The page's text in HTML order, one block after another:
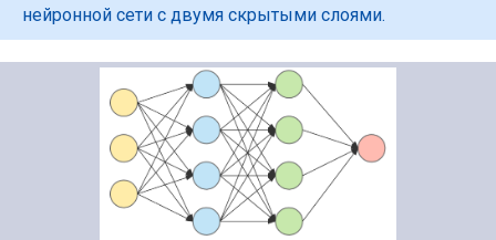
нейронной сети с двумя скрытыми слоями.